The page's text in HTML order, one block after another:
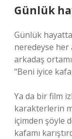
Günlük
Günlük hayatta
neredeyse
arkadaş
“Beni iyice
Ya da bir film
karakterlerin
içimden şöyle
kafamı